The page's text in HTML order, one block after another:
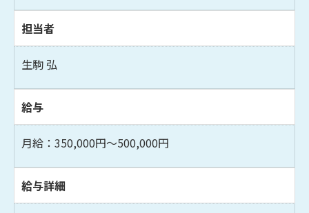
担当者
生駒 弘
給与
月給：350,000円～500,000円
給与詳細